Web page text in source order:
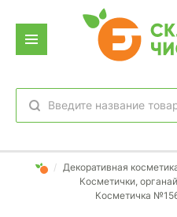
/ Декоративная
Косметички,
Косметичка